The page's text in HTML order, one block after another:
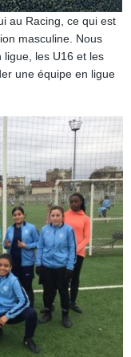
au Racing, ce qui est
masculine. Nous
ligue, les U16 et les
une équipe en ligue